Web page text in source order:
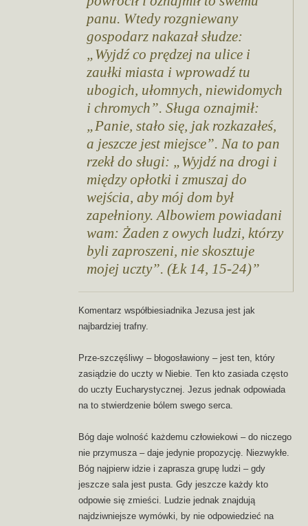
panu. Wtedy rozgniewany
gospodarz nakazał słudze:
„Wyjdź co prędzej na ulice i
zaułki miasta i wprowadź tu
ubogich, ułomnych, niewidomych
i chromych”. Sługa oznajmił:
„Panie, stało się, jak rozkazałeś,
a jeszcze jest miejsce”. Na to pan
rzekł do sługi: „Wyjdź na drogi i
między opłotki i zmuszaj do
wejścia, aby mój dom był
zapełniony. Albowiem powiadani
wam: Żaden z owych ludzi, którzy
byli zaproszeni, nie skosztuje
mojej uczty”. (Łk 14, 15-24)
Komentarz współbiesiadnika Jezusa jest jak
najbardziej trafny.
Prze-szczęśliwy – błogosławiony – jest ten, który
zasiądzie do uczty w Niebie. Ten kto zasiada często
do uczty Eucharystycznej. Jezus jednak odpowiada
na to stwierdzenie bólem swego serca.
Bóg daje wolność każdemu człowiekowi – do niczego
nie przymusza – daje jedynie propozycję. Niezwykłe.
Bóg najpierw idzie i zaprasza grupę ludzi – gdy
jeszcze sala jest pusta. Gdy jeszcze każdy kto
odpowie się zmieści. Ludzie jednak znajdują
najdziwniejsze wymówki, by nie odpowiedzieć na